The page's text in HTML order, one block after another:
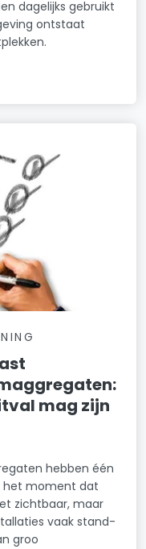
dagelijks gebruikt
ontstaat
mag zijn
hebben één
het moment dat
zichtbaar, maar
vaak stand-
groo